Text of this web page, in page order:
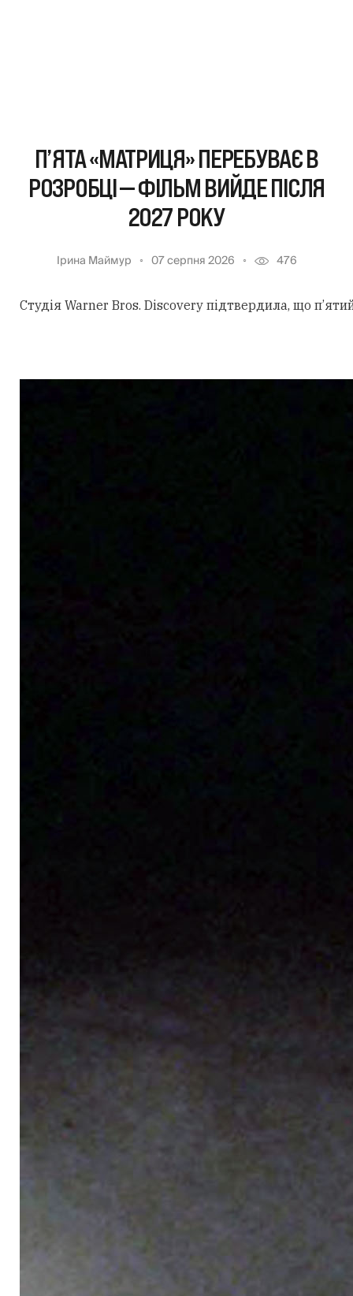
П’ЯТА «МАТРИЦЯ» ПЕРЕБУВАЄ В
РОЗРОБЦІ — ФІЛЬМ ВИЙДЕ ПІСЛЯ
2027 РОКУ
Ірина Маймур 07 серпня 2026 476
Студія Warner Bros. Discovery підтвердила, що